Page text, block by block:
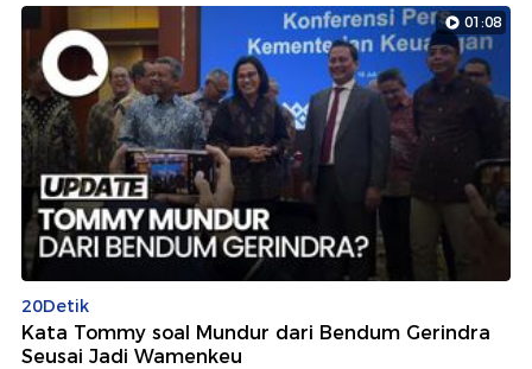
01:08
20Detik
Kata Tommy soal Mundur dari Bendum Gerindra
Seusai Jadi Wamenkeu